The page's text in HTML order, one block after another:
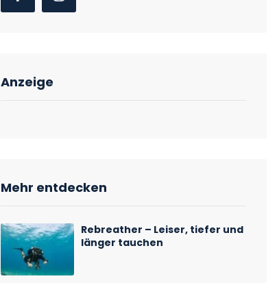
Anzeige
Mehr entdecken
Rebreather – Leiser, tiefer und
länger tauchen